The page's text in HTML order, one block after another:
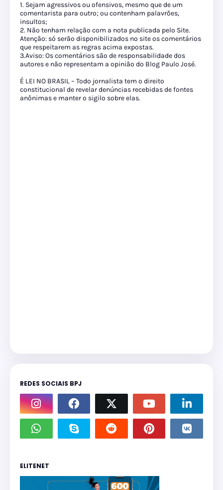
1. Sejam agressivos ou ofensivos, mesmo que de um
comentarista para outro; ou contenham palavrões,
insultos;
2. Não tenham relação com a nota publicada pelo Site.
Atenção: só serão disponibilizados no site os comentários
que respeitarem as regras acima expostas.
3.Aviso: Os comentários são de responsabilidade dos
autores e não representam a opinião do Blog Paulo José.
É LEI NO BRASIL – Todo jornalista tem o direito
constitucional de revelar denúncias recebidas de fontes
anônimas e manter o sigilo sobre elas.
REDES SOCIAIS BPJ
ELITENET